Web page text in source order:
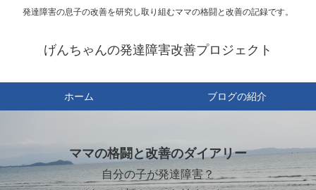
発達障害の息子の改善を研究し取り組むママの格闘と改善の記録です。
げんちゃんの発達障害改善プロジェクト
ホーム ブログの紹介
ママの格闘と改善のダイアリー
自分の子が発達障害？